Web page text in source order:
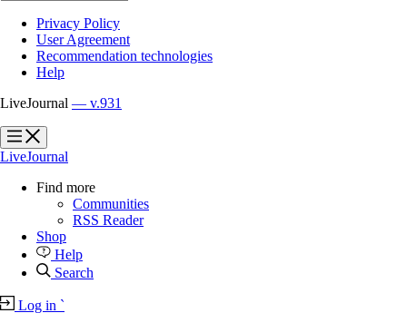
Privacy Policy
User Agreement
Recommendation technologies
Help
LiveJournal — v.931
?
?
LiveJournal
Find more
Communities
RSS Reader
Shop
Help
Search
Log in `